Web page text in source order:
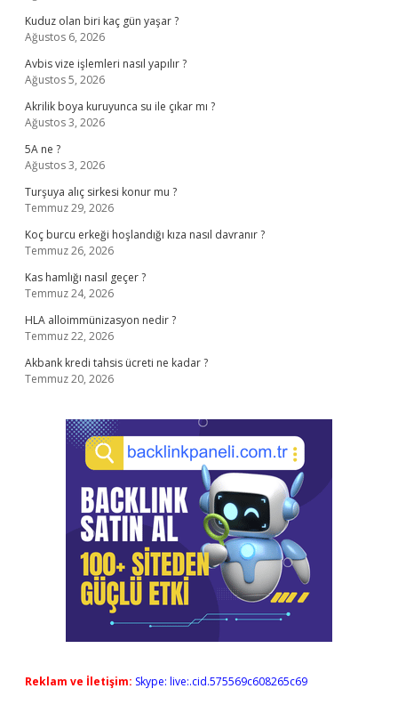
Kuduz olan biri kaç gün yaşar ?
Ağustos 6, 2026
Avbis vize işlemleri nasıl yapılır ?
Ağustos 5, 2026
Akrilik boya kuruyunca su ile çıkar mı ?
Ağustos 3, 2026
5A ne ?
Ağustos 3, 2026
Turşuya alıç sirkesi konur mu ?
Temmuz 29, 2026
Koç burcu erkeği hoşlandığı kıza nasıl davranır ?
Temmuz 26, 2026
Kas hamlığı nasıl geçer ?
Temmuz 24, 2026
HLA alloimmünizasyon nedir ?
Temmuz 22, 2026
Akbank kredi tahsis ücreti ne kadar ?
Temmuz 20, 2026
Reklam ve İletişim: Skype: live:.cid.575569c608265c69